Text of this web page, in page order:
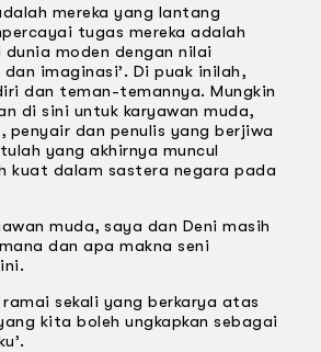
mereka yang lantang
tugas mereka adalah
dunia moden dengan nilai
imaginasi’. Di puak inilah,
dan teman-temannya. Mungkin
di sini untuk karyawan muda,
dan penulis yang berjiwa
yang akhirnya muncul
kuat dalam sastera negara pada
muda, saya dan Deni masih
dan apa makna seni
sekali yang berkarya atas
kita boleh ungkapkan sebagai